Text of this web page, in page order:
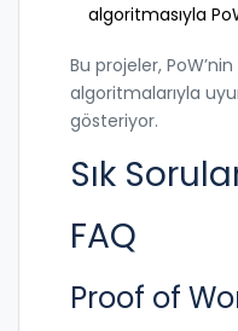
algoritmasıyla
Bu projeler,
algoritmalarıyla
gösteriyor.
Sık
FAQ
Proof of